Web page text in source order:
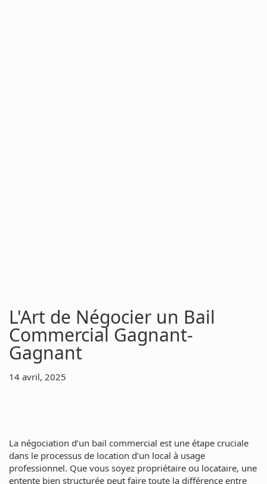
L'Art de Négocier un Bail
Commercial Gagnant-
Gagnant
14 avril, 2025
La négociation d’un bail commercial est une étape cruciale
dans le processus de location d’un local à usage
professionnel. Que vous soyez propriétaire ou locataire, une
entente bien structurée peut faire toute la différence entre